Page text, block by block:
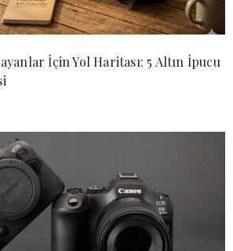
İçin Yol Haritası: 5 Altın İpucu